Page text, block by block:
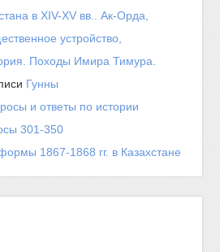
в XIV-XV вв.. Ак-Орда,
устройство,
Походы Имира Тимура.
Гунны
и ответы по истории
301-350
1867-1868 гг. в Казахстане